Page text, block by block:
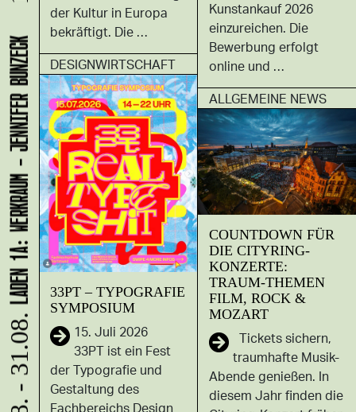
der Kultur in Europa
bekräftigt. Die …
Kunstankauf 2026
einzureichen. Die
Bewerbung erfolgt
online und …
DESIGNWIRTSCHAFT
33PT – TYPOGRAFIE
SYMPOSIUM
15. Juli 2026
33PT ist ein Fest
der Typografie und
Gestaltung des
Fachbereichs Design
ALLGEMEINE NEWS
COUNTDOWN FÜR
DIE CITYRING-
KONZERTE:
TRAUM-THEMEN
FILM, ROCK &
MOZART
Tickets sichern,
traumhafte Musik-
Abende genießen. In
diesem Jahr finden die
LADEN 1A: WERKRAUM - JENNIFER BUNZECK